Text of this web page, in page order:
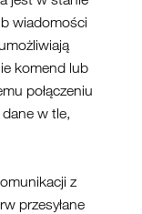
wiadomości
komend lub
połączeniu
w tle,
z
przesyłane